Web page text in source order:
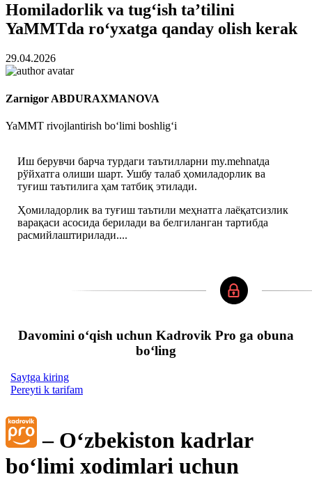
Homiladorlik va tugʻish ta’tilini
YaMMTda roʻyхatga qanday olish kerak
29.04.2026
Zarnigor ABDURAXMANOVA
YaMMT rivojlantirish boʻlimi boshligʻi
Иш берувчи барча турдаги таътилларни my.mehnatда
рўйхатга олиши шарт. Ушбу талаб ҳомиладорлик ва
туғиш таътилига ҳам татбиқ этилади.
Ҳомиладорлик ва туғиш таътили меҳнатга лаёқатсизлик
варақаси асосида берилади ва белгиланган тартибда
расмийлаштирилади....
Davomini oʻqish uchun Kadrovik Pro ga obuna
boʻling
Saytga kiring
Pereyti k tarifam
– Oʻzbekiston kadrlar
boʻlimi хodimlari uchun